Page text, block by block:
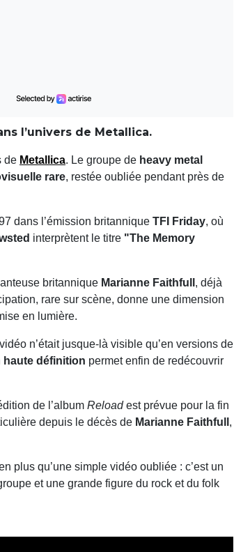
l’univers de Metallica.
de Metallica. Le groupe de heavy metal
rare, restée oubliée pendant près de
dans l’émission britannique TFI Friday, où
interprètent le titre "The Memory
britannique Marianne Faithfull , déjà
rare sur scène, donne une dimension
en lumière.
n’était jusque-là visible qu’en versions de
haute définition permet enfin de redécouvrir
de l’album Reloadest prévue pour la fin
depuis le décès de Marianne Faithfull ,
plus qu’une simple vidéo oubliée : c’est un
et une grande figure du rock et du folk